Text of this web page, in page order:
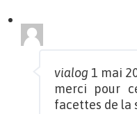
vialog 1 mai
merci pour
facettes de la